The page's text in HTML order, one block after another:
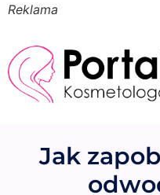
Reklama
Jak